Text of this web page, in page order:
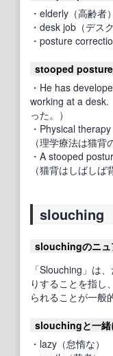
・elderly（高齢者）
・desk job（デス
・posture
stooped
・He has
working at a desk.
った。）
・Physical
（理学療法は猫背
・A stooped
（猫背はしばしば
slouching
slouchingのニュ
「Slouching」は
りすることを指し
られることが一般
slouchingと一緒
・lazy（怠惰な）